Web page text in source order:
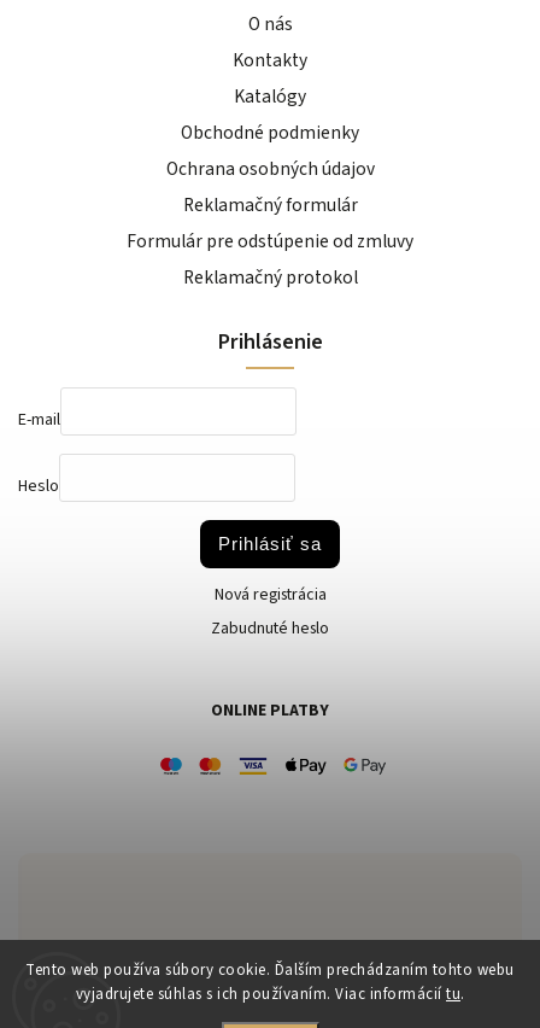
Tento web používa súbory cookie. Ďalším prechádzaním tohto webu
vyjadrujete súhlas s ich používaním. Viac informácií tu.
Zákaznícka podpora:
+421 903 556 170
O nás
Kontakty
Katalógy
Obchodné podmienky
Ochrana osobných údajov
Reklamačný formulár
Formulár pre odstúpenie od zmluvy
Reklamačný protokol
Prihlásenie
E-mail
Heslo
Prihlásiť sa
Nová registrácia
Zabudnuté heslo
ONLINE PLATBY